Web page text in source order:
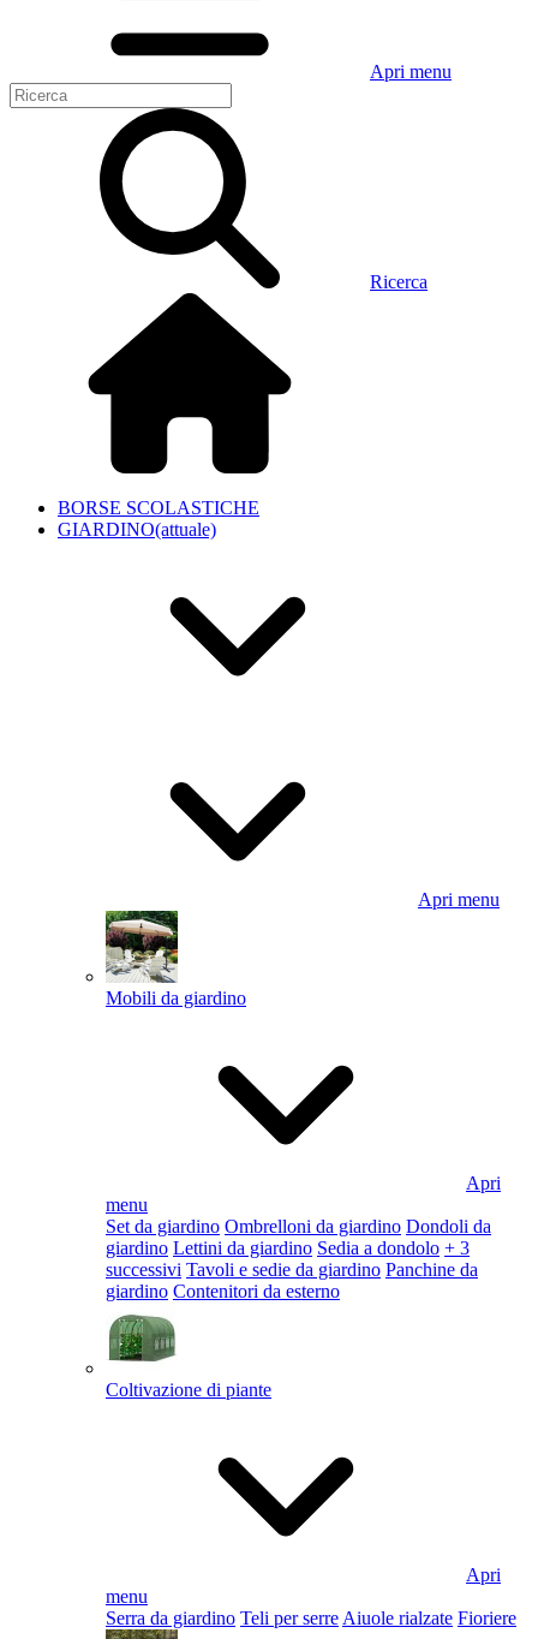
Apri menu
Ricerca
BORSE SCOLASTICHE
GIARDINO(attuale)
Apri menu
Mobili da giardino
Apri
menu
Set da giardino Ombrelloni da giardino Dondoli da
giardino Lettini da giardino Sedia a dondolo + 3
successivi Tavoli e sedie da giardino Panchine da
giardino Contenitori da esterno
Coltivazione di piante
Apri
menu
Serra da giardino Teli per serre Aiuole rialzate Fioriere